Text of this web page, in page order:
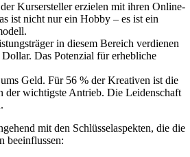
Kursersteller erzielen mit ihren Online-
ist nicht nur ein Hobby – es ist ein
in diesem Bereich verdienen
Das Potenzial für erhebliche
Geld. Für 56 % der Kreativen ist die
der wichtigste Antrieb. Die Leidenschaft
mit den Schlüsselaspekten, die die
beeinflussen: